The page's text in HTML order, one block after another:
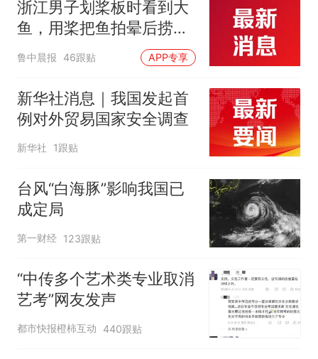
浙江男子划桨板时看到大
鱼，用桨把鱼拍晕后捞
起；当事人：鱼重7斤6
两，做成红烧辣子鱼块，
味道很好
鲁中晨报 46跟贴 APP专享
新华社消息｜我国发起首
例对外贸易国家安全调查
新华社 1跟贴
台风“白海豚”影响我国已
成定局
第一财经 123跟贴
“中传多个艺术类专业取消
艺考”网友发声
都市快报橙柿互动 440跟贴